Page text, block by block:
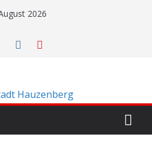
2026